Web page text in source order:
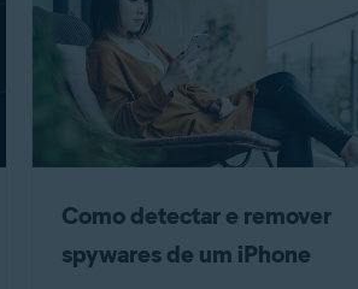
Como detectar e remover
spywares de um iPhone